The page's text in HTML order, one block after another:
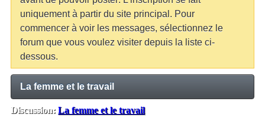
uniquement à partir du site principal. Pour
commencer à voir les messages, sélectionnez le
forum que vous voulez visiter depuis la liste ci-
dessous.
La femme et le travail
Discussion: La femme et le travail